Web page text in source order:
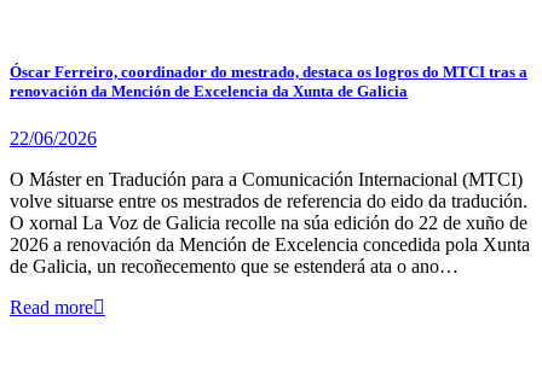
Óscar Ferreiro, coordinador do mestrado, destaca os logros do MTCI tras a
renovación da Mención de Excelencia da Xunta de Galicia
22/06/2026
O Máster en Tradución para a Comunicación Internacional (MTCI)
volve situarse entre os mestrados de referencia do eido da tradución.
O xornal La Voz de Galicia recolle na súa edición do 22 de xuño de
2026 a renovación da Mención de Excelencia concedida pola Xunta
de Galicia, un recoñecemento que se estenderá ata o ano…
Read more